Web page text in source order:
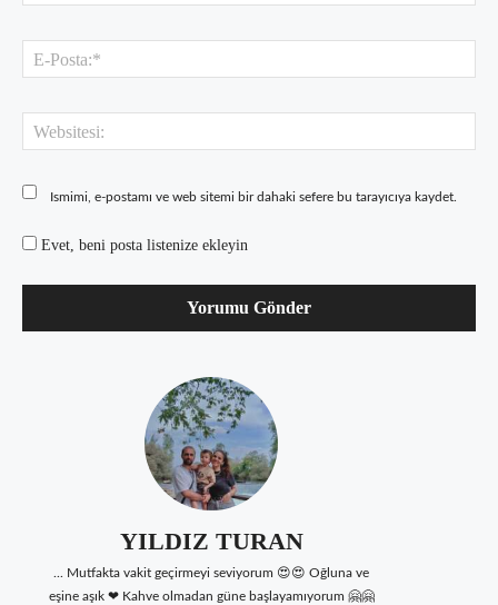
Ismimi, e-postamı ve web sitemi bir dahaki sefere bu tarayıcıya kaydet.
Evet, beni posta listenize ekleyin
YILDIZ TURAN
... Mutfakta vakit geçirmeyi seviyorum 😍😍 Oğluna ve
eşine aşık ❤ Kahve olmadan güne başlayamıyorum 🤗🤗